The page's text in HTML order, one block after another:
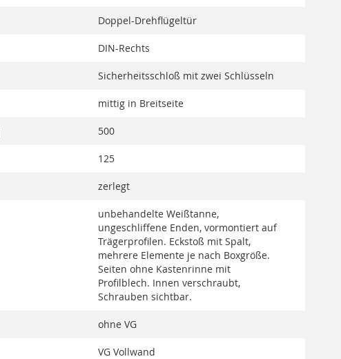
Doppel-Drehflügeltür
DIN-Rechts
Sicherheitsschloß mit zwei Schlüsseln
mittig in Breitseite
500
125
zerlegt
unbehandelte Weißtanne,
ungeschliffene Enden, vormontiert auf
Trägerprofilen. Eckstoß mit Spalt,
mehrere Elemente je nach Boxgröße.
Seiten ohne Kastenrinne mit
Profilblech. Innen verschraubt,
Schrauben sichtbar.
ohne VG
VG Vollwand